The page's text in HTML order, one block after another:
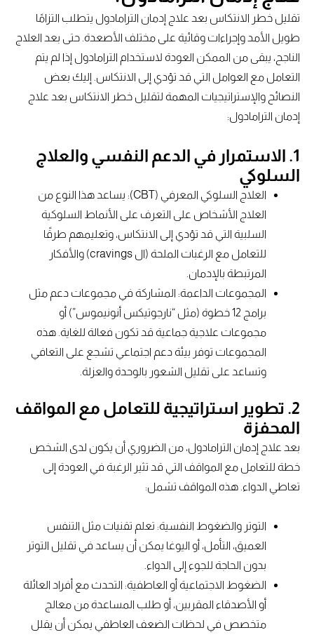
تقليل خطر الانتكاس بعد علاج إدمان الترامادول يتطلب التزامًا
طويل الأمد وإجراءات وقائية على مختلف الأصعدة. حتى بعد العلاج
الناجح، يبقى من الممكن العودة لاستخدام الترامادول إذا لم يتم
التعامل مع العوامل التي قد تؤدي إلى الانتكاس. إليك بعض
النصائح والإستراتيجيات المهمة لتقليل خطر الانتكاس بعد علاج
إدمان الترامادول:
1. الاستمرار في الدعم النفسي والعلاج
السلوكي
العلاج السلوكي المعرفي (CBT): يساعد هذا النوع من
العلاج الأشخاص على التعرف على الأنماط السلوكية
السلبية التي قد تؤدي إلى الانتكاس، وتعليمهم طرقًا
للتعامل مع الرغبات الملحة (ال cravings) والأفكار
المرتبطة بالإدمان.
المجموعات الداعمة: المشاركة في مجموعات دعم مثل
برامج 12 خطوة (مثل “نارجوتيكس أنونيموس”) أو
مجموعات علاجية جماعية قد تكون فعالة للغاية. هذه
المجموعات توفر بيئة دعم اجتماعي تشجع على التعافي
وتساعد على تقليل الشعور بالوحدة والعزلة.
2. تطوير استراتيجية للتعامل مع المواقف
المحفزة
بعد علاج إدمان الترامادول، من الضروري أن يكون لدى الشخص
خطة للتعامل مع المواقف التي قد تثير الرغبة في العودة إلى
تعاطي الدواء. هذه المواقف تشمل:
التوتر والضغوط النفسية: تعلم تقنيات مثل التنفس
العميق، التأمل، أو اليوغا يمكن أن يساعد في تقليل التوتر
بدون الحاجة للجوء إلى الدواء.
الضغوط الاجتماعية أو العاطفية: التحدث مع أفراد العائلة
أو الأصدقاء المقربين، أو طلب المساعدة من معالج
متخصص في لحظات الضعف العاطفي يمكن أن يقلل